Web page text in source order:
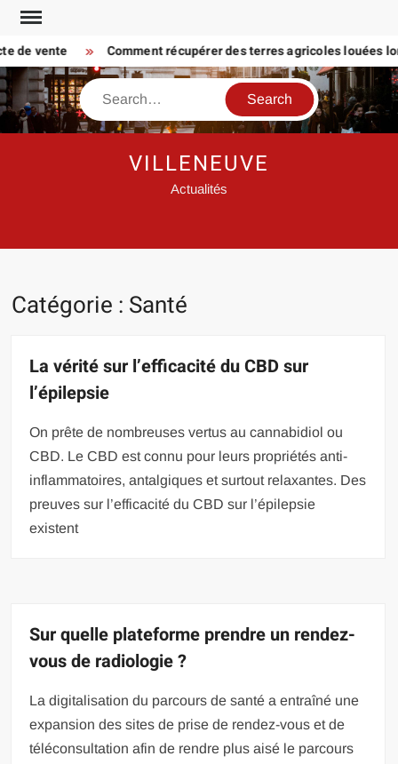
Skip
content
vente Comment récupérer des terres agricoles louées
Search
VILLENEUVE
Actualités
Catégorie : Santé
La vérité sur l’efficacité du CBD sur
l’épilepsie
On prête de nombreuses vertus au cannabidiol ou
CBD. Le CBD est connu pour leurs propriétés anti-
inflammatoires, antalgiques et surtout relaxantes. Des
preuves sur l’efficacité du CBD sur l’épilepsie
existent
Sur quelle plateforme prendre un rendez-
vous de radiologie ?
La digitalisation du parcours de santé a entraîné une
expansion des sites de prise de rendez-vous et de
téléconsultation afin de rendre plus aisé le parcours